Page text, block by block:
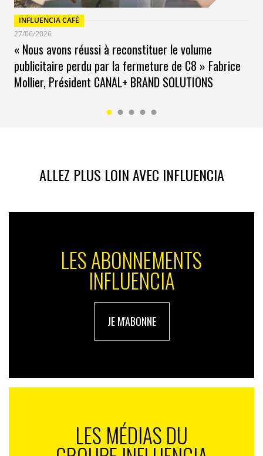
2026, qui devrait confirmer l’élan stratégique d’un
collectif plus ouvert, plus solide et plus déterminé à
anticiper les mutations du marché.
INFLUENCIA CAFÉ
27/06/2026
« Nous avons réussi à reconstituer le volume
publicitaire perdu par la fermeture de C8 » Fabrice
Mollier, Président CANAL+ BRAND SOLUTIONS
ALLEZ PLUS LOIN AVEC INFLUENCIA
LES ABONNEMENTS
INFLUENCIA
JE M'ABONNE
LES MÉDIAS DU